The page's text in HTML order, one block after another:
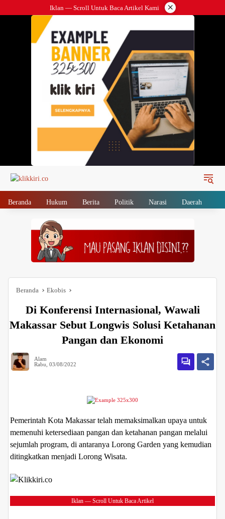
ke
Iklan — Scroll Untuk Baca Artikel Kami ×
Beranda Hukum Berita Politik Narasi Daerah
Beranda Ekobis
Di Konferensi Internasional, Wawali
Makassar Sebut Longwis Solusi Ketahanan
Pangan dan Ekonomi
Alam
Rabu, 03/08/2022
Pemerintah Kota Makassar telah memaksimalkan upaya untuk
memenuhi ketersediaan pangan dan ketahanan pangan melalui
sejumlah program, di antaranya Lorong Garden yang kemudian
ditingkatkan menjadi Lorong Wisata.
Iklan — Scroll Untuk Baca Artikel